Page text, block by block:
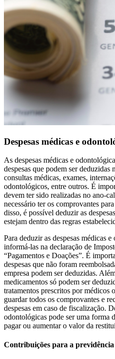
Despesas médicas e
As despesas médicas e
despesas que podem ser
consultas médicas, exames,
odontológicos, entre outros. É
devem ter sido realizadas no ano-
necessário ter os comprovantes
disso, é possível deduzir as
estejam dentro das regras
Para deduzir as despesas médicas
informá-las na declaração de
“Pagamentos e Doações”. É
despesas que não foram
empresa podem ser deduzidas.
medicamentos só podem ser
tratamentos prescritos por médicos
guardar todos os comprovantes e
despesas em caso de fiscalização.
odontológicas pode ser uma forma
pagar ou aumentar o valor da
Contribuições para a previdência